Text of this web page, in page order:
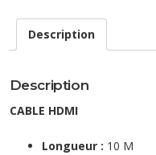
Description
Description
CABLE HDMI
Longueur : 10 M